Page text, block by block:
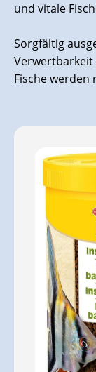
und vitale
Sorgfältig
Verwertbarkeit
Fische werden